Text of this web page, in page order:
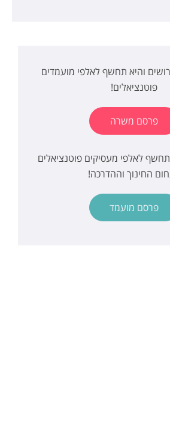
והיא תחשף לאלפי מועמדים
פוטנציאלים!
פרסם משרה
לאלפי מעסיקים פוטנציאלים
החינוך וההדרכה!
פרסם מועמד